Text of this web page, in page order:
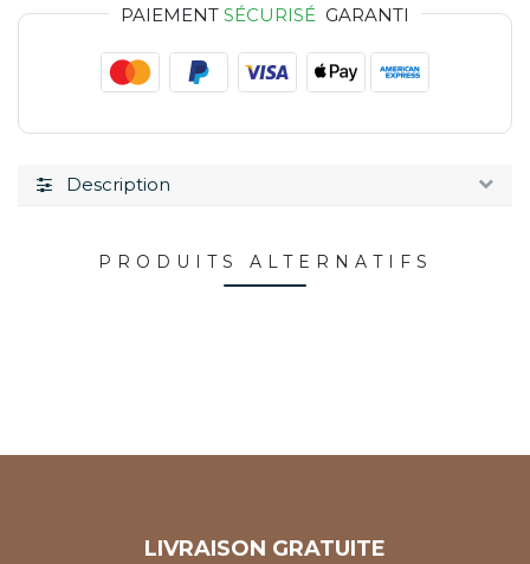
PAIEMENT SÉCURISÉ GARANTI
Description
PRODUITS ALTERNATIFS
LIVRAISON GRATUITE